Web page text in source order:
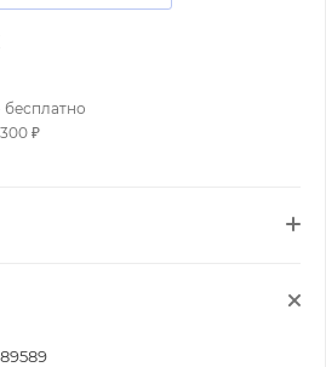
₽